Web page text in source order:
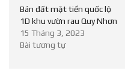
Bán đất mặt tiền quốc lộ
1D khu vườn rau Quy Nhơn
15 Tháng 3, 2023
Bài tương tự